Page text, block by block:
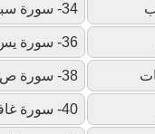
34- سورة سبأ
36- سورة يس
38- سورة ص
40- سورة غافر